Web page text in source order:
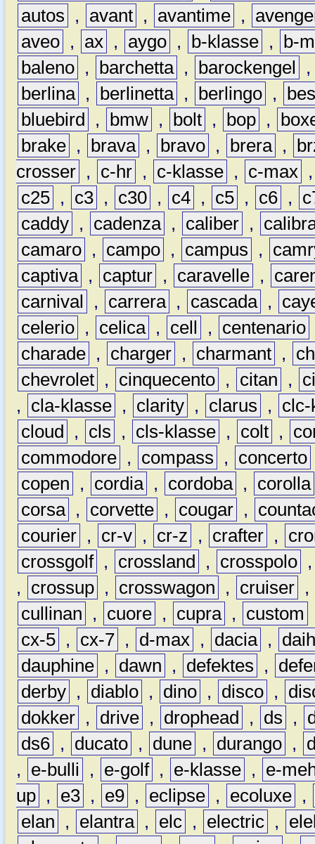
autos
, avant , avantime ,
aveo , ax , aygo , b-klasse ,
b-
baleno , barchetta , barockengel
berlina , berlinetta , berlingo ,
bluebird
, bmw , bolt , bop ,
brake , brava , bravo , brera ,
crosser , c-hr , c-klasse , c-max
c25 , c3 , c30 , c4 , c5 , c6 ,
caddy , cadenza , caliber ,
camaro , campo , campus ,
captiva , captur , caravelle ,
carnival
, carrera , cascada ,
celerio , celica , cell , centenario
charade , charger , charmant ,
chevrolet , cinquecento , citan ,
,
cla-klasse , clarity , clarus ,
clc-
cloud
, cls , cls-klasse , colt ,
commodore , compass , concerto
copen
, cordia , cordoba ,
corolla
corsa , corvette , cougar ,
courier , cr-v , cr-z , crafter ,
crossgolf , crossland , crosspolo
,
crossup , crosswagon , cruiser ,
cullinan
, cuore , cupra , custom
cx-5 , cx-7 , d-max , dacia ,
dauphine , dawn , defektes ,
derby , diablo , dino , disco ,
dokker , drive , drophead , ds ,
ds6 , ducato , dune , durango ,
,
e-bulli , e-golf , e-klasse ,
e-
up , e3 , e9 , eclipse , ecoluxe ,
elan
, elantra , elc , electric ,